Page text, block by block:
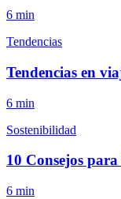
6 min
Tendencias
Tendencias en
6 min
Sostenibilidad
10 Consejos
6 min